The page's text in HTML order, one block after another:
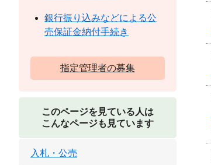
銀行振り込みなどによる公
売保証金納付手続き
指定管理者の募集
このページを見ている人は
こんなページも見ています
入札・公売